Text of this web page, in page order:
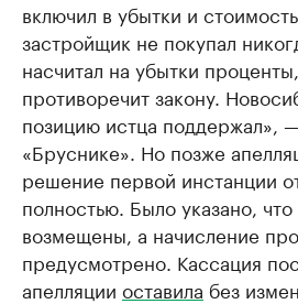
включил в убытки и
застройщик не покупал
насчитал на убытки
противоречит закону.
позицию истца поддержал»,
«Бруснике». Но позже
решение первой инстанции
полностью. Было указано,
возмещены, а начисление
предусмотрено. Кассация
апелляции оставила без